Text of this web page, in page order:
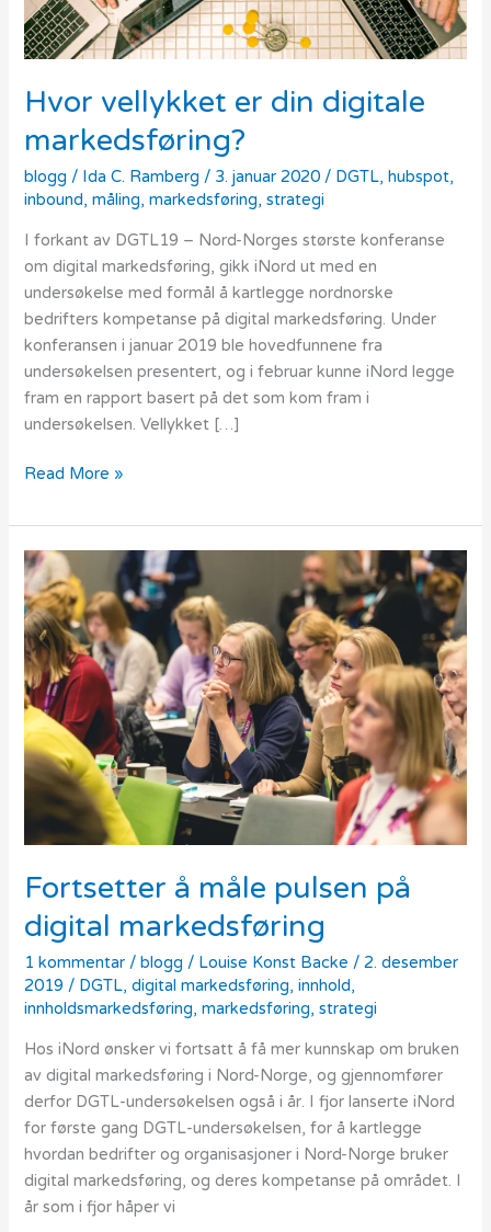
Hvor vellykket er din digitale
markedsføring?
blogg / Ida C. Ramberg / 3. januar 2020 / DGTL,hubspot,
inbound,måling,markedsføring,strategi
I forkant av DGTL19 – Nord-Norges største konferanse
om digital markedsføring, gikk iNord ut med en
undersøkelse med formål å kartlegge nordnorske
bedrifters kompetanse på digital markedsføring. Under
konferansen i januar 2019 ble hovedfunnene fra
undersøkelsen presentert, og i februar kunne iNord legge
fram en rapport basert på det som kom fram i
undersøkelsen. Vellykket […]
Read More »
Fortsetter å måle pulsen på
digital markedsføring
1 kommentar /blogg / Louise Konst Backe /2. desember
2019 / DGTL,digital markedsføring,innhold,
innholdsmarkedsføring,markedsføring,strategi
Hos iNord ønsker vi fortsatt å få mer kunnskap om bruken
av digital markedsføring i Nord-Norge, og gjennomfører
derfor DGTL-undersøkelsen også i år. I fjor lanserte iNord
for første gang DGTL-undersøkelsen, for å kartlegge
hvordan bedrifter og organisasjoner i Nord-Norge bruker
digital markedsføring, og deres kompetanse på området. I
år som i fjor håper vi
Fortsetter
å
måle
pulsen
på
digital
markedsføring